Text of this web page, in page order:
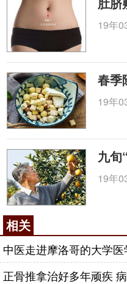
19年
春季
19年
九旬
19年
相关
中医走进摩洛哥的大学
正骨推拿治好多年顽疾